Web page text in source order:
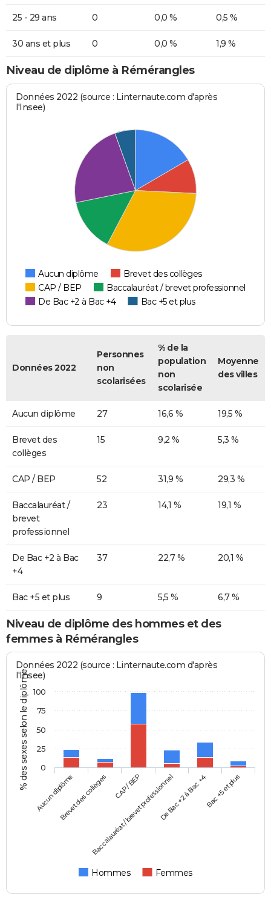
25 - 29 ans 0 0,0 % 0,5 %
30 ans et plus 0 0,0 % 1,9 %
Niveau de diplôme à Rémérangles
Données 2022 (source : Linternaute.com d'après
l'Insee)
Aucun diplôme
Brevet des collèges
CAP / BEP
Baccalauréat / brevet professionnel
De Bac +2 à Bac +4
Bac +5 et plus
Données 2022
Personnes
non
scolarisées
% de la
population
non
scolarisée
Moyenne
des villes
Aucun diplôme 27 16,6 % 19,5 %
Brevet des
collèges
15 9,2 % 5,3 %
CAP / BEP 52 31,9 % 29,3 %
Baccalauréat /
brevet
professionnel
23 14,1 % 19,1 %
De Bac +2 à Bac
+4
37 22,7 % 20,1 %
Bac +5 et plus 9 5,5 % 6,7 %
Niveau de diplôme des hommes et des
femmes à Rémérangles
% des sexes selon le diplôme
Données 2022 (source : Linternaute.com d'après
l'Insee)
Hommes Femmes
Aucun diplômeBrevet des collèges CAP / BEP
Baccalauréat / brevet professionnelDe Bac +2 à Bac +4Bac +5 et plus
0
25
50
75
100